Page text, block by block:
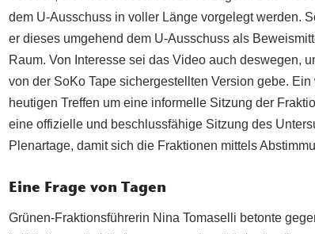
dem U-Ausschuss in voller Länge vorgelegt werden.
er dieses umgehend dem U-Ausschuss als
Raum. Von Interesse sei das Video auch deswegen,
von der SoKo Tape sichergestellten Version gebe.
heutigen Treffen um eine informelle Sitzung der
eine offizielle und beschlussfähige Sitzung des
Plenartage, damit sich die Fraktionen mittels
Eine Frage von Tagen
Grünen-Fraktionsführerin Nina Tomaselli betonte